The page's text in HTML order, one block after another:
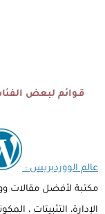
قـوائم لبعض
عالم الووردبريس :
مكتبة لأفضل مقالات
الإدارة، التثبيتات ،